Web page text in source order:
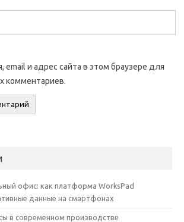
email и адрес сайта в этом браузере для
комментариев.
офис: как платформа WorksPad
данные на смартфонах
в современном производстве